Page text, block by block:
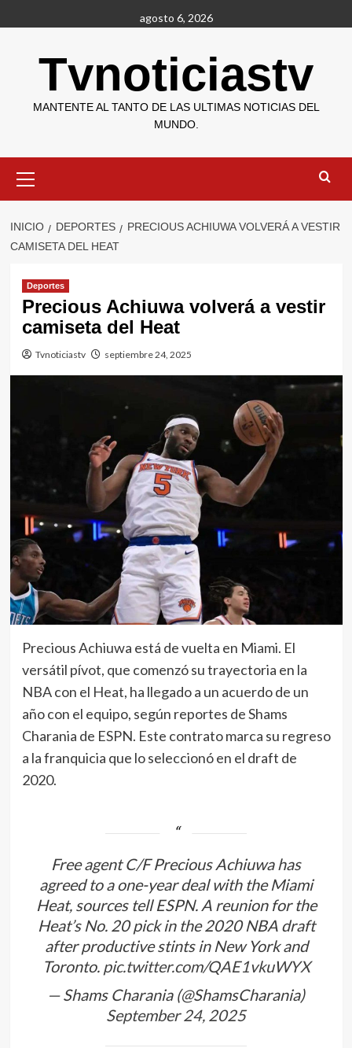
al
agosto 6, 2026
Tvnoticiastv
MANTENTE AL TANTO DE LAS ULTIMAS NOTICIAS DEL
MUNDO.
primario
INICIO DEPORTES
PRECIOUS ACHIUWA VOLVERÁ A VESTIR
CAMISETA DEL HEAT
Deportes
Precious Achiuwa volverá a vestir
camiseta del Heat
Tvnoticiastv septiembre 24, 2025
Precious Achiuwa está de vuelta en Miami. El
versátil pívot, que comenzó su trayectoria en la
NBA con el Heat, ha llegado a un acuerdo de un
año con el equipo, según reportes de Shams
Charania de ESPN. Este contrato marca su regreso
a la franquicia que lo seleccionó en el draft de
2020.
Free agent C/F Precious Achiuwa has
agreed to a one-year deal with the Miami
Heat, sources tell ESPN. A reunion for the
Heat’s No. 20 pick in the 2020 NBA draft
after productive stints in New York and
Toronto. pic.twitter.com/QAE1vkuWYX
— Shams Charania (@ShamsCharania)
September 24, 2025